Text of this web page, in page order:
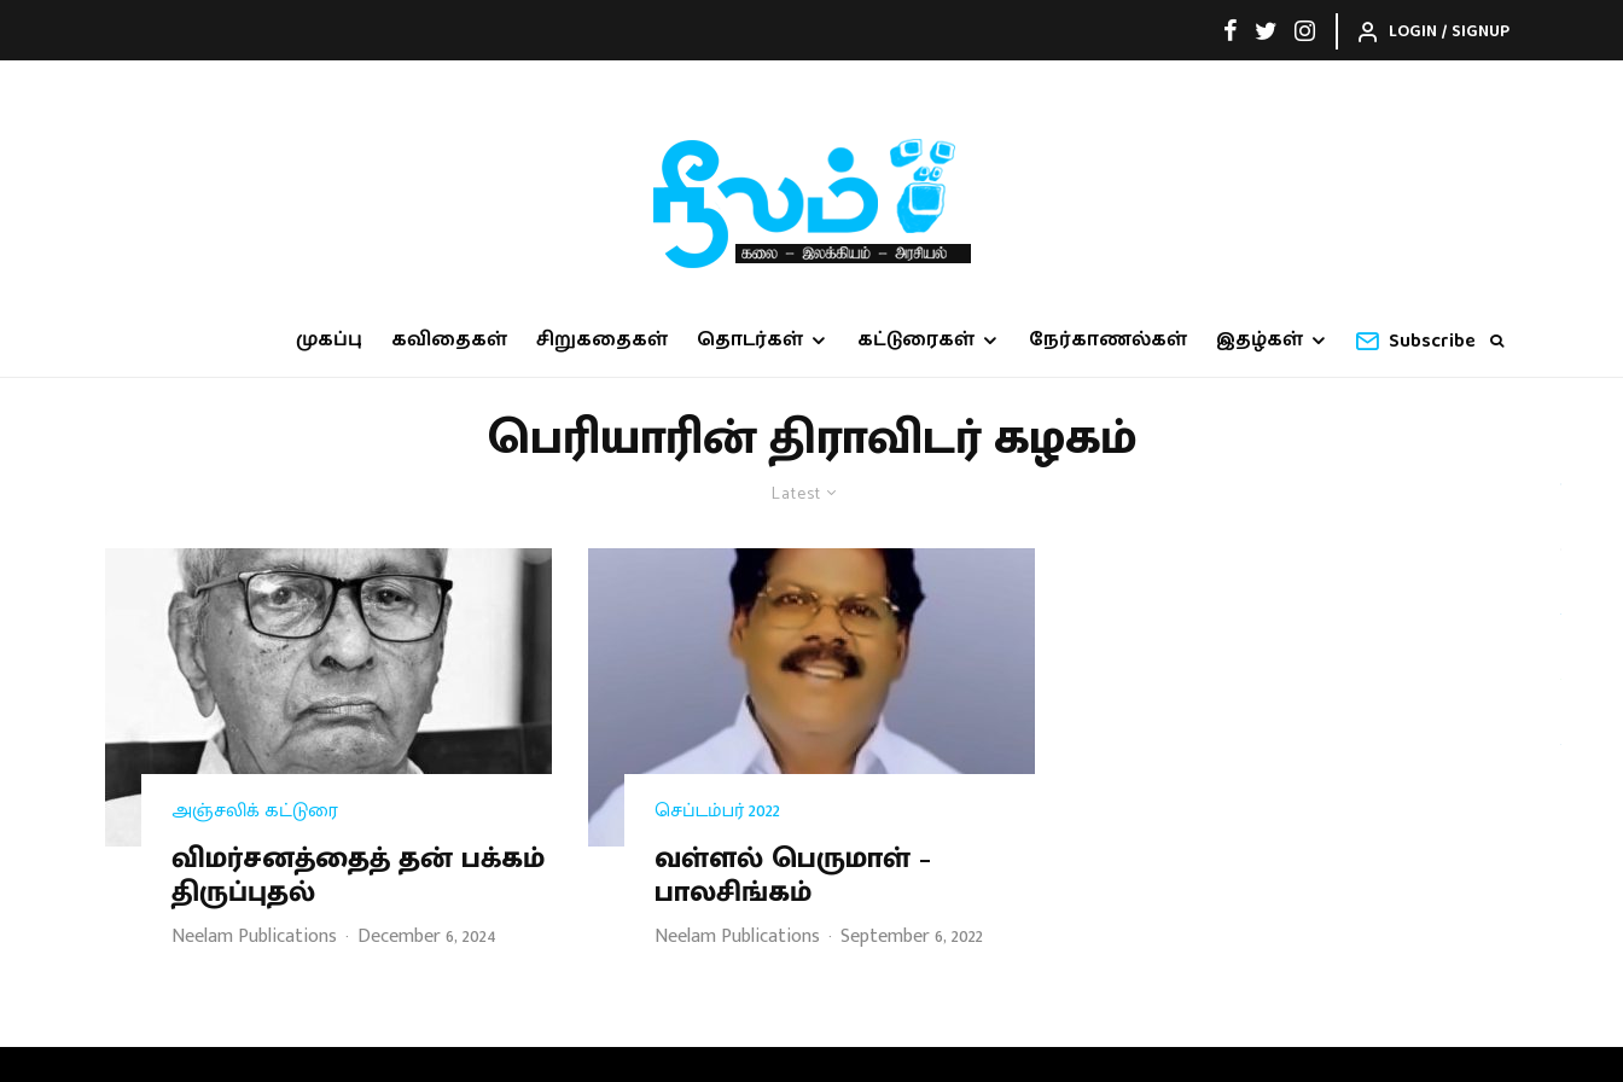
LOGIN / SIGNUP
முகப்பு கவிதைகள் சிறுகதைகள் தொடர்கள் கட்டுரைகள் நேர்காணல்கள் இதழ்கள் Subscribe
பெரியாரின் திராவிடர் கழகம்
Latest
அஞ்சலிக் கட்டுரை
விமர்சனத்தைத் தன் பக்கம்
திருப்புதல்
Neelam Publications · December 6, 2024
செப்டம்பர் 2022
வள்ளல் பெருமாள் –
பாலசிங்கம்
Neelam Publications · September 6, 2022